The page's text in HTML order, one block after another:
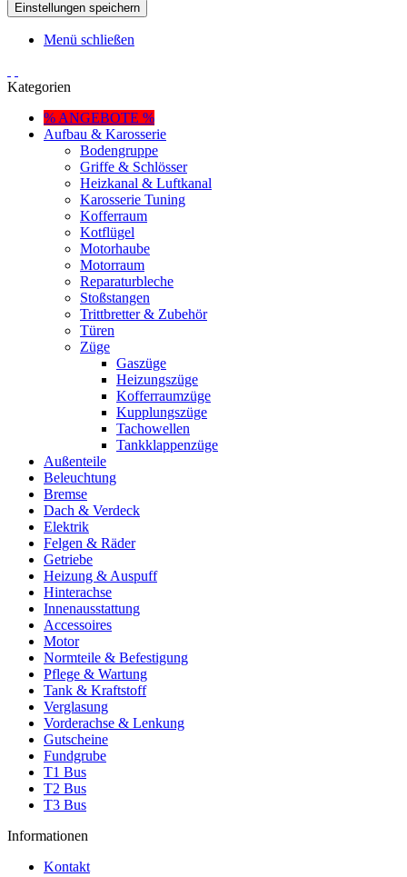
Menü schließen
Kategorien
% ANGEBOTE %
Aufbau & Karosserie
Bodengruppe
Griffe & Schlösser
Heizkanal & Luftkanal
Karosserie Tuning
Kofferraum
Kotflügel
Motorhaube
Motorraum
Reparaturbleche
Stoßstangen
Trittbretter & Zubehör
Türen
Züge
Gaszüge
Heizungszüge
Kofferraumzüge
Kupplungszüge
Tachowellen
Tankklappenzüge
Außenteile
Beleuchtung
Bremse
Dach & Verdeck
Elektrik
Felgen & Räder
Getriebe
Heizung & Auspuff
Hinterachse
Innenausstattung
Accessoires
Motor
Normteile & Befestigung
Pflege & Wartung
Tank & Kraftstoff
Verglasung
Vorderachse & Lenkung
Gutscheine
Fundgrube
T1 Bus
T2 Bus
T3 Bus
Informationen
Kontakt